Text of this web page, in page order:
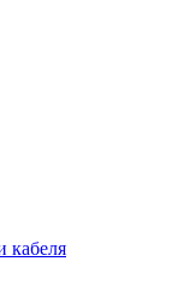
кабеля